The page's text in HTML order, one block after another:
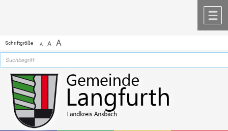
Schriftgröße A A A